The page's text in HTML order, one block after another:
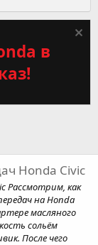
в
Honda Civic
Рассмотрим, как
на Honda
масляного
сольём
После чего